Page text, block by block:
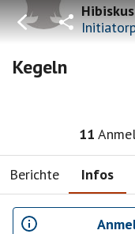
Kegeln
11
Berichte Infos